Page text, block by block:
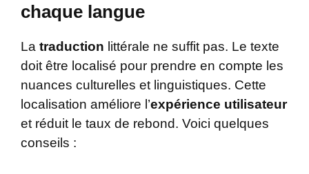
chaque langue
La traduction littérale ne suffit pas. Le texte
doit être localisé pour prendre en compte les
nuances culturelles et linguistiques. Cette
localisation améliore l’expérience utilisateur
et réduit le taux de rebond. Voici quelques
conseils :